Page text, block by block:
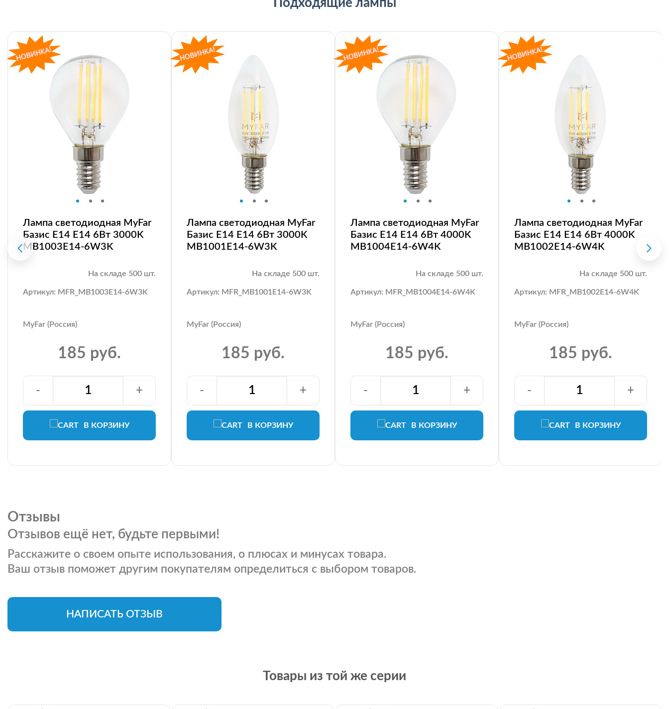
Подходящие лампы
Лампа светодиодная MyFar
Базис E14 E14 6Вт 3000K
MB1003E14-6W3K
На складе 500 шт.
Артикул: MFR_MB1003E14-6W3K
MyFar (Россия)
185 руб.
В КОРЗИНУ
- +
Лампа светодиодная MyFar
Базис E14 E14 6Вт 3000K
MB1001E14-6W3K
На складе 500 шт.
Артикул: MFR_MB1001E14-6W3K
MyFar (Россия)
185 руб.
В КОРЗИНУ
- +
Лампа светодиодная MyFar
Базис E14 E14 6Вт 4000K
MB1004E14-6W4K
На складе 500 шт.
Артикул: MFR_MB1004E14-6W4K
MyFar (Россия)
185 руб.
В КОРЗИНУ
- +
Лампа светодиодная MyFar
Базис E14 E14 6Вт 4000K
MB1002E14-6W4K
На складе 500 шт.
Артикул: MFR_MB1002E14-6W4K
MyFar (Россия)
185 руб.
В КОРЗИНУ
- +
Отзывы
Отзывов ещё нет, будьте первыми!
Расскажите о своем опыте использования, о плюсах и минусах товара.
Ваш отзыв поможет другим покупателям определиться с выбором товаров.
НАПИСАТЬ ОТЗЫВ
Товары из той же серии